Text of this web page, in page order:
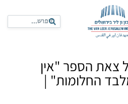
צאת הספר "אין
החלומות" |